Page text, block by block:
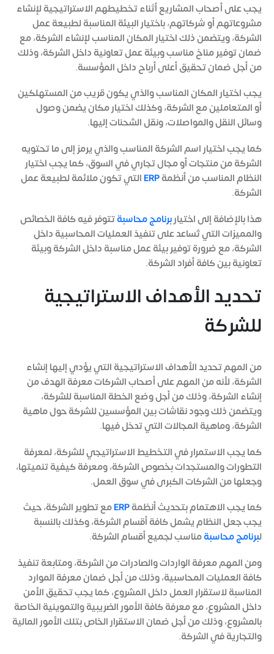
يجب على أصحاب المشاريع أثناء تخطيطهم الاستراتيجية لإنشاء
مشروعاتهم أو شركاتهم، باختيار البيئة المناسبة لطبيعة عمل
الشركة، ويتضمن ذلك اختيار المكان المناسب لإنشاء الشركة، مع
ضمان توفير مناخ مناسب وبيئة عمل تعاونية داخل الشركة، وذلك
من أجل ضمان تحقيق أعلى أرباح داخل المؤسسة.
يجب اختيار المكان المناسب والذي يكون قريب من المستهلكين
أو المتعاملين مع الشركة، وكذلك اختيار مكان يضمن وصول
وسائل النقل والمواصلات، ونقل الشحنات إليها.
كما يجب اختيار اسم الشركة المناسب والذي يرمز إلى ما تحتويه
الشركة من منتجات أو مجال تجاري في السوق، كما يجب اختيار
النظام المناسب من أنظمةERPالتي تكون ملائمة لطبيعة عمل
الشركة.
هذا بالإضافة إلى اختياربرنامج محاسبةتتوفر فيه كافة الخصائص
والمميزات التي تُساعد على تنفيذ العمليات المحاسبية داخل
الشركة، مع ضرورة توفير بيئة عمل مناسبة داخل الشركة وبيئة
تعاونية بين كافة أفراد الشركة.
تحديد الأهداف الاستراتيجية
للشركة
من المهم تحديد الأهداف الاستراتيجية التي يؤدي إليها إنشاء
الشركة، لأنه من المهم على أصحاب الشركات معرفة الهدف من
إنشاء الشركة، وذلك من أجل وضع الخطة المناسبة للشركة،
ويتضمن ذلك وجود نقاشات بين المؤسسين للشركة حول ماهية
الشركة، وماهية المجالات التي تدخل فيها.
كما يجب الاستمرار في التخطيط الاستراتيجي للشركة، لمعرفة
التطورات والمستجدات بخصوص الشركة، ومعرفة كيفية تنميتها،
وجعلها من الشركات الكبرى في سوق العمل.
كما يجب الاهتمام بتحديث أنظمةERPمع تطوير الشركة، حيث
يجب جعل النظام يشمل كافة أقسام الشركة، وكذلك بالنسبة
لبرنامج محاسبةمناسب لجميع أقسام الشركة.
ومن المهم معرفة الواردات والصادرات من الشركة، ومتابعة تنفيذ
كافة العمليات المحاسبية، وذلك من أجل ضمان معرفة الموارد
المناسبة لاستقرار العمل داخل المشروع، كما يجب تحقيق الأمن
داخل المشروع، مع معرفة كافة الأمور الضريبية والتموينية الخاصة
بالمشروع، وذلك من أجل ضمان الاستقرار الخاص بتلك الأمور المالية
والتجارية في الشركة.